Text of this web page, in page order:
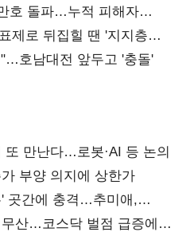
호 돌파…누적 피해자
제로 뒤집힐 땐 '지지층
호남대전 앞두고 '충돌'
만난다…로봇·AI 등 논의
부양 의지에 상한가
곳간에 충격…추미애,
부수
산…코스닥 벌점 급증에